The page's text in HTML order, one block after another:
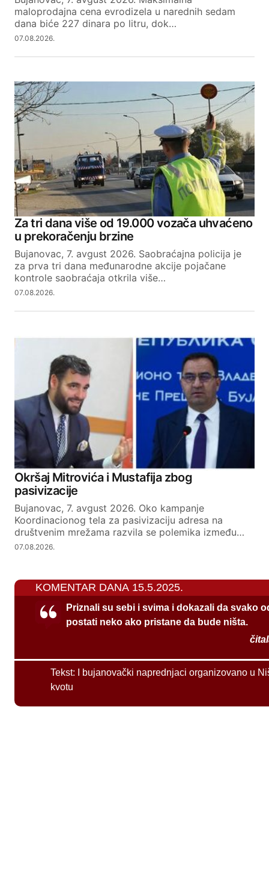
maloprodajna cena evrodizela u narednih sedam
dana biće 227 dinara po litru, dok…
07.08.2026.
Za tri dana više od 19.000 vozača uhvaćeno
u prekoračenju brzine
Bujanovac, 7. avgust 2026. Saobraćajna policija je
za prva tri dana međunarodne akcije pojačane
kontrole saobraćaja otkrila više…
07.08.2026.
Okršaj Mitrovića i Mustafija zbog
pasivizacije
Bujanovac, 7. avgust 2026. Oko kampanje
Koordinacionog tela za pasivizaciju adresa na
društvenim mrežama razvila se polemika između…
07.08.2026.
KOMENTAR DANA 15.5.2025.
Priznali su sebi i svima i dokazali da svako
postati neko ako pristane da bude ništa.
Tekst:
I bujanovački naprednjaci organizovano u
kvotu